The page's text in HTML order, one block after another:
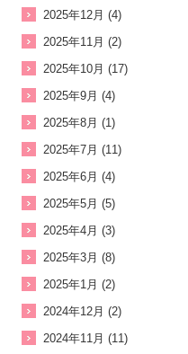
2025年12月 (4)
2025年11月 (2)
2025年10月 (17)
2025年9月 (4)
2025年8月 (1)
2025年7月 (11)
2025年6月 (4)
2025年5月 (5)
2025年4月 (3)
2025年3月 (8)
2025年1月 (2)
2024年12月 (2)
2024年11月 (11)